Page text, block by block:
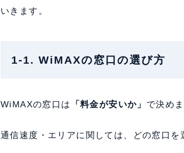
いきます。
1-1. WiMAXの窓口の選び方
WiMAXの窓口は 「料金が安いか」 で決め
通信速度・エリアに関しては、どの窓口を